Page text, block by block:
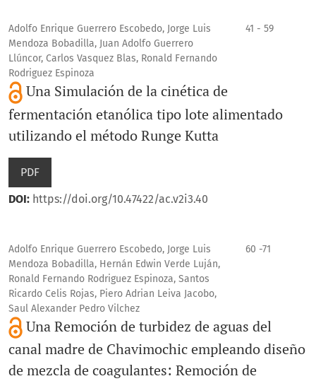
Adolfo Enrique Guerrero Escobedo, Jorge Luis
Mendoza Bobadilla, Juan Adolfo Guerrero
Llúncor, Carlos Vasquez Blas, Ronald Fernando
Rodriguez Espinoza
41 - 59
Una Simulación de la cinética de
fermentación etanólica tipo lote alimentado
utilizando el método Runge Kutta
PDF
DOI: https://doi.org/10.47422/ac.v2i3.40
Adolfo Enrique Guerrero Escobedo, Jorge Luis
Mendoza Bobadilla, Hernán Edwin Verde Luján,
Ronald Fernando Rodriguez Espinoza, Santos
Ricardo Celis Rojas, Piero Adrian Leiva Jacobo,
Saul Alexander Pedro Vilchez
60 -71
Una Remoción de turbidez de aguas del
canal madre de Chavimochic empleando diseño
de mezcla de coagulantes: Remoción de